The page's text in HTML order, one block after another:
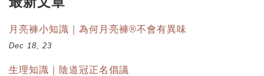
月亮褲小知識｜為何月亮褲®不會有異味
Dec 18, 23
生理知識｜陰道冠正名倡議